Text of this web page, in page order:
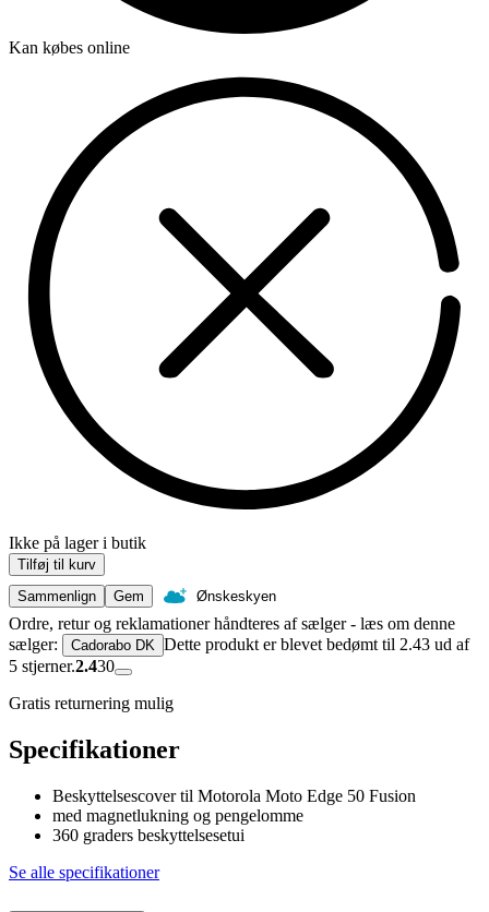
Kan købes online
Ikke på lager i butik
Tilføj til kurv
Sammenlign
Gem Ønskeskyen
Ordre, retur og reklamationer håndteres af sælger - læs om denne
sælger:
Cadorabo DK Dette produkt er blevet bedømt til 2.43 ud af
5 stjerner.2.430
Gratis returnering mulig
Specifikationer
Beskyttelsescover til Motorola Moto Edge 50 Fusion
med magnetlukning og pengelomme
360 graders beskyttelsesetui
Se alle specifikationer